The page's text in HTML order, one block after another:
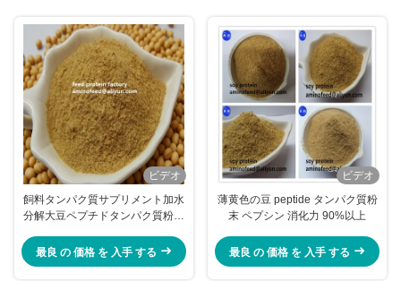
ビデオ
飼料タンパク質サプリメント加水
分解大豆ペプチドタンパク質粉末
最良 の 価格 を 入手 する
ビデオ
薄黄色の豆 peptide タンパク質粉
末 ペプシン 消化力 90%以上
最良 の 価格 を 入手 する